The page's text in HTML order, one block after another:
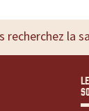
recherchez la